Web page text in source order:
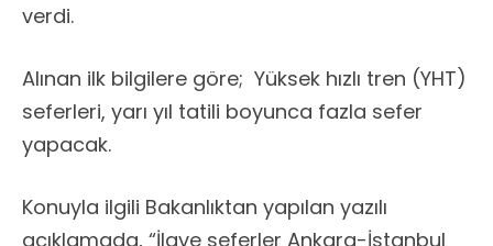
verdi.
Alınan ilk bilgilere göre; Yüksek hızlı tren (YHT)
seferleri, yarı yıl tatili boyunca fazla sefer
yapacak.
Konuyla ilgili Bakanlıktan yapılan yazılı
açıklamada, “İlave seferler Ankara-İstanbul